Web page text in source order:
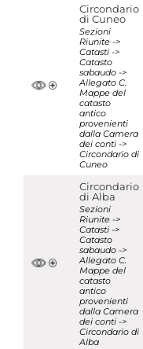
Circondario
di Cuneo
Sezioni
Riunite ->
Catasti ->
Catasto
sabaudo ->
Allegato C.
Mappe del
catasto
antico
provenienti
dalla Camera
dei conti ->
Circondario di
Cuneo
Circondario
di Alba
Sezioni
Riunite ->
Catasti ->
Catasto
sabaudo ->
Allegato C.
Mappe del
catasto
antico
provenienti
dalla Camera
dei conti ->
Circondario di
Alba